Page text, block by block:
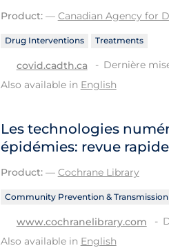
Product:— Canadian Agency for
Drug Interventions Treatments
covid.cadth.ca
Dernière
Also available in English
Les technologies
épidémies: revue rapide
Product:— Cochrane Library
Community Prevention & Transmission
www.cochranelibrary.com
Also available in English